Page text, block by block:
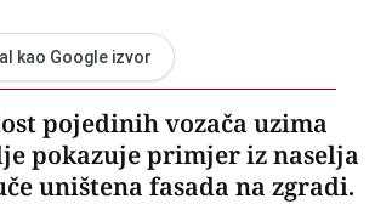
kao Google izvor
pojedinih vozača uzima
pokazuje primjer iz naselja
uništena fasada na zgradi.